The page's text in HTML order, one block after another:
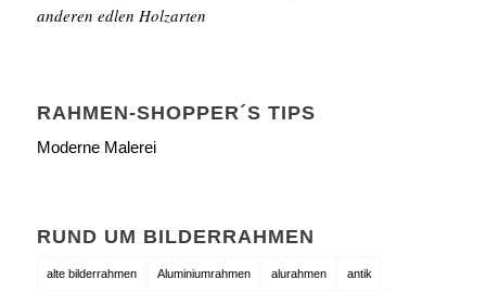
anderen edlen Holzarten
RAHMEN-SHOPPER´S TIPS
Moderne Malerei
RUND UM BILDERRAHMEN
alte bilderrahmen Aluminiumrahmen alurahmen antik